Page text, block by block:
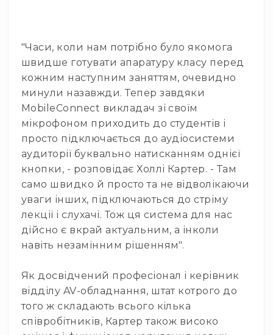
запису
через
смартфон
Аксесуари
Діктофони
Акустичні
системи
Акустичні
системи
Сабвуфери
Саундбари
Портативна
акустика
Аксесуари
FI/HI-
END
компоненти
Програвачі
вінілу
"Часи, коли нам потрібно було якомога
швидше готувати апаратуру класу перед
кожним наступним заняттям, очевидно
минули назавжди. Тепер завдяки
MobileConnect викладач зі своїм
мікрофоном приходить до студентів і
просто підключається до аудіосистеми
аудиторії буквально натисканням однієї
кнопки, - розповідає Холлі Картер. - Там
само швидко й просто та не відволікаючи
уваги інших, підключаються до стріму
лекції і слухачі. Тож ця система для нас
дійсно є вкрай актуальним, а інколи
навіть незамінним рішенням".
Як досвідчений професіонал і керівник
відділу AV-обладнання, штат котрого до
того ж складають всього кілька
співробітників, Картер також високо